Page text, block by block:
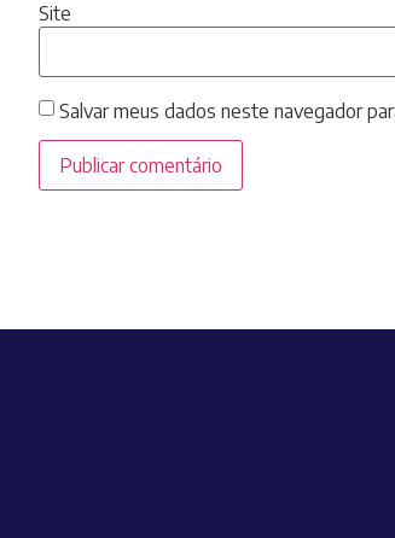
Site
Salvar meus dados neste navegador